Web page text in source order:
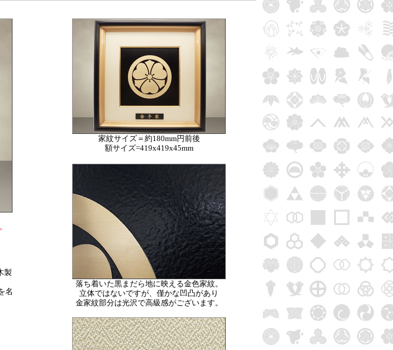
製
名
家紋サイズ＝約180mm円前後
額サイズ=419x419x45mm
落ち着いた黒まだら地に映える金色家紋。
立体ではないですが、僅かな凹凸があり
金家紋部分は光沢で高級感がございます。